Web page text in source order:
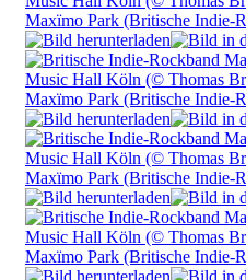
Maxïmo Park (Britische Indie-
Maxïmo Park (Britische Indie-
Maxïmo Park (Britische Indie-
Maxïmo Park (Britische Indie-